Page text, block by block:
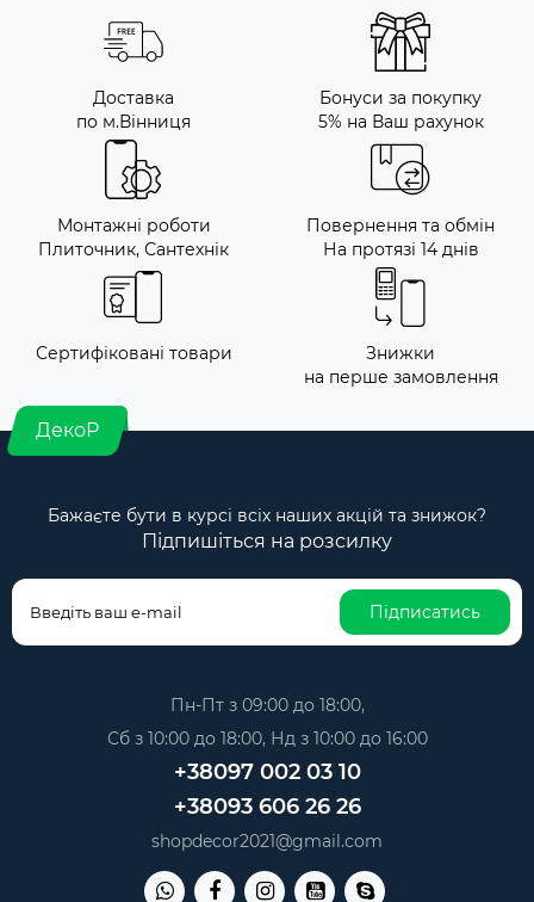
Доставка
по м.Вінниця
Бонуси за покупку
5% на Ваш рахунок
Монтажні роботи
Плиточник, Сантехнік
Повернення та обмін
На протязі 14 днів
Сертифіковані товари
Знижки
на перше замовлення
ДекоР
Бажаєте бути в курсі всіх наших акцій та знижок?
Підпишіться на розсилку
Підписатись
Пн-Пт з 09:00 до 18:00,
Сб з 10:00 до 18:00, Нд з 10:00 до 16:00
+38097 002 03 10
+38093 606 26 26
shopdecor2021@gmail.com